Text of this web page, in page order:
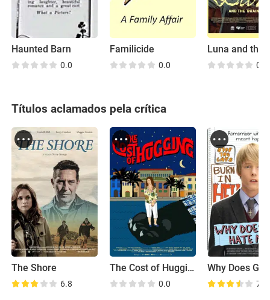
Haunted Barn
0.0
Familicide
0.0 0.0
Títulos aclamados pela crítica
The Shore
6.8
The Cost of Hugging
0.0 7.1